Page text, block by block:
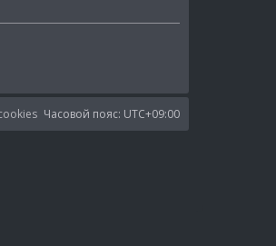
Часовой пояс: UTC+09:00